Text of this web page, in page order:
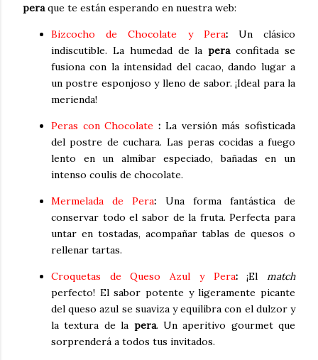
pera que te están esperando en nuestra web:
Bizcocho de Chocolate y Pera:Un clásico
indiscutible. La humedad de lapera confitada se
fusiona con la intensidad del cacao, dando lugar a
un postre esponjoso y lleno de sabor. ¡Ideal para la
merienda!
Peras con Chocolate : La versión más sofisticada
del postre de cuchara. Las peras cocidas a fuego
lento en un almíbar especiado, bañadas en un
intenso coulis de chocolate.
Mermelada de Pera: Una forma fantástica de
conservar todo el sabor de la fruta. Perfecta para
untar en tostadas, acompañar tablas de quesos o
rellenar tartas.
Croquetas de Queso Azul y Pera:¡El match
perfecto! El sabor potente y ligeramente picante
del queso azul se suaviza y equilibra con el dulzor y
la textura de la pera. Un aperitivo gourmet que
sorprenderá a todos tus invitados.